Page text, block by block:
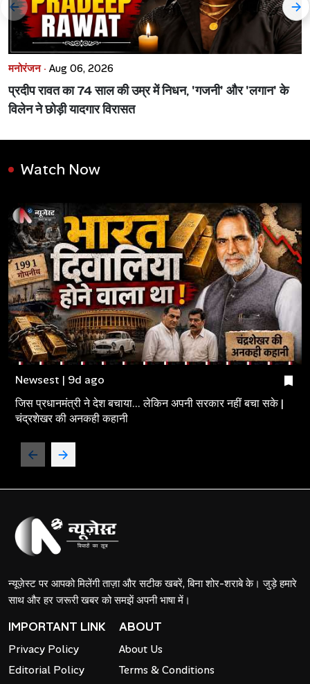
मनोरंजन · Aug 06, 2026
प्रदीप रावत का 74 साल की उम्र में निधन, 'गजनी' और 'लगान' के
विलेन ने छोड़ी यादगार विरासत
Watch Now
Newsest | 9d ago
जिस प्रधानमंत्री ने देश बचाया... लेकिन अपनी सरकार नहीं बचा सके |
चंद्रशेखर की अनकही कहानी
न्यूज़ेस्ट पर आपको मिलेंगी ताज़ा और सटीक खबरें, बिना शोर-शराबे के। जुड़े हमारे
साथ और हर जरूरी खबर को समझें अपनी भाषा में।
IMPORTANT LINK
Privacy Policy
Editorial Policy
ABOUT
About Us
Terms & Conditions